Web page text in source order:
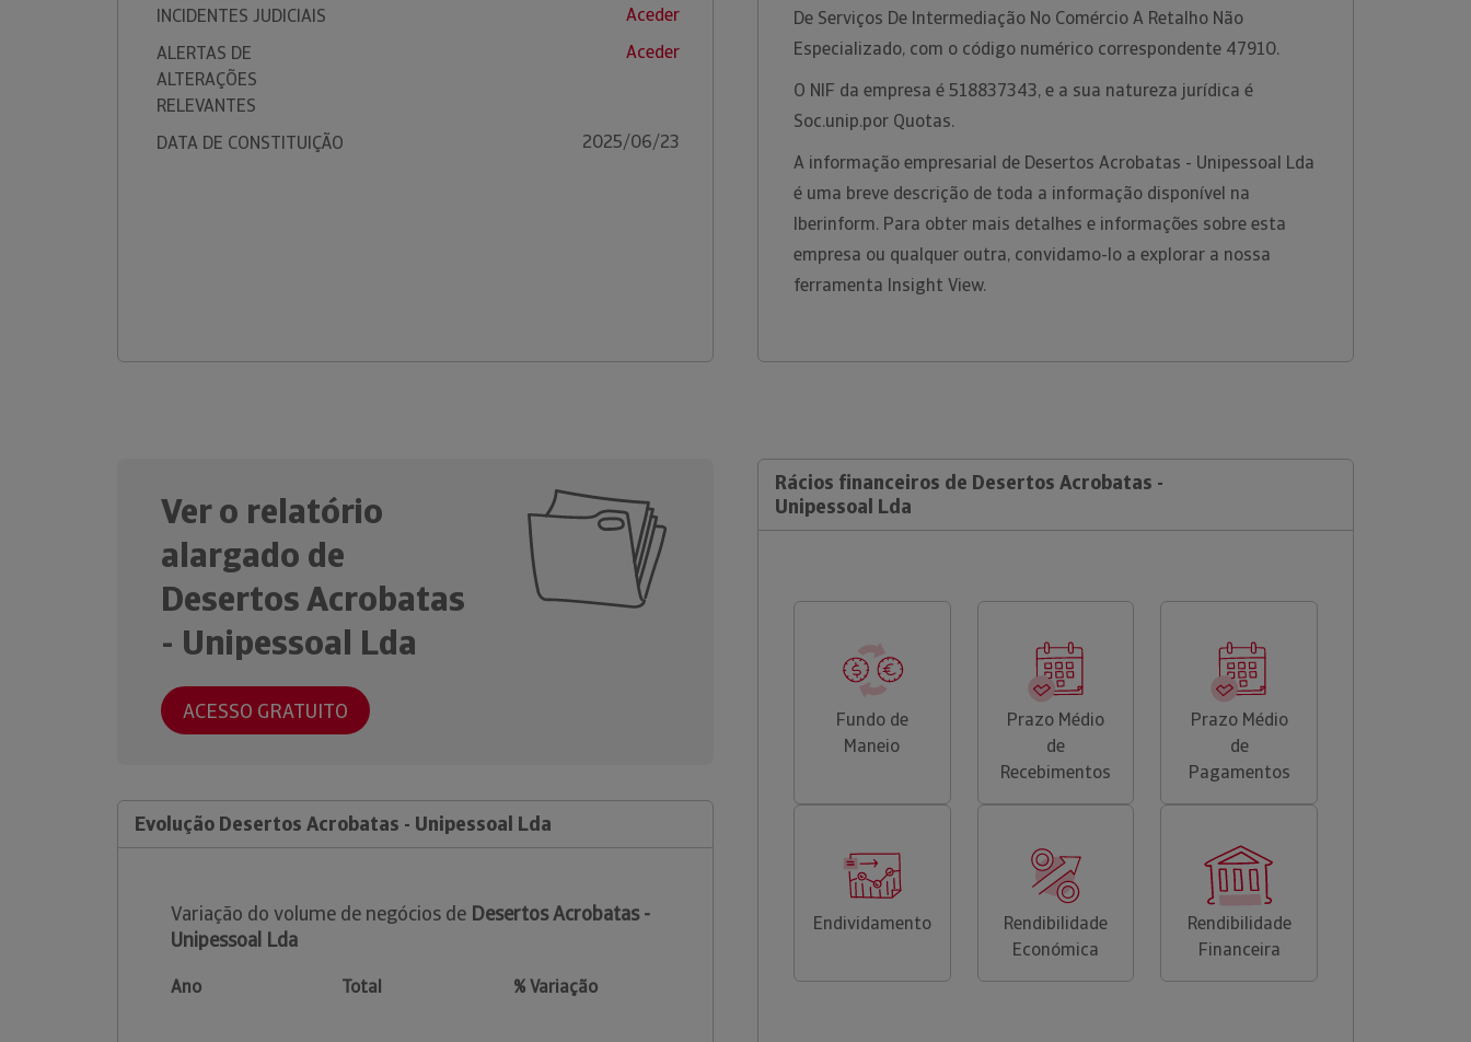
INCIDENTES JUDICIAIS
Aceder
ALERTAS DE
ALTERAÇÕES
RELEVANTES
Aceder
DATA DE CONSTITUIÇÃO 2025/06/23
De Serviços De Intermediação No Comércio A Retalho Não
Especializado, com o código numérico correspondente 47910.
O NIF da empresa é 518837343, e a sua natureza jurídica é
Soc.unip.por Quotas.
A informação empresarial de Desertos Acrobatas - Unipessoal Lda
é uma breve descrição de toda a informação disponível na
Iberinform. Para obter mais detalhes e informações sobre esta
empresa ou qualquer outra, convidamo-lo a explorar a nossa
ferramenta Insight View.
Ver o relatório
alargado de
Desertos Acrobatas
- Unipessoal Lda
ACESSO GRATUITO
Evolução Desertos Acrobatas - Unipessoal Lda
Variação do volume de negócios de Desertos Acrobatas -
Unipessoal Lda
Ano Total % Variação
Rácios financeiros de Desertos Acrobatas -
Unipessoal Lda
Fundo de
Maneio
Prazo Médio
de
Recebimentos
Prazo Médio
de
Pagamentos
Endividamento
Rendibilidade
Económica
Rendibilidade
Financeira